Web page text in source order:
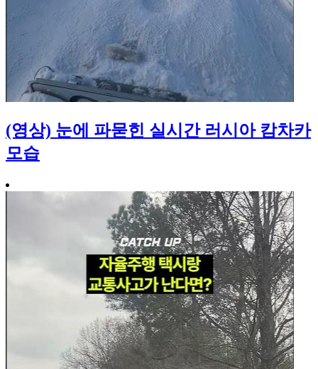
(영상) 눈에 파묻힌 실시간 러시아 캄차카
모습